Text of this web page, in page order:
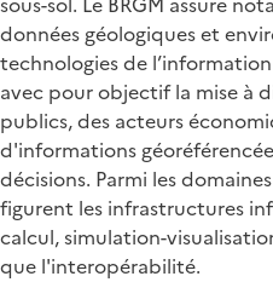
données géologiques et
technologies de
avec pour objectif la mise à
publics, des acteurs
d'informations
décisions. Parmi les
figurent les infrastructures
calcul, simulation-
que l'interopérabilité.